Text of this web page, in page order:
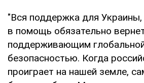
"Вся поддержка для
в помощь обязательно
поддерживающим
безопасностью. Когда
проиграет на нашей земле,